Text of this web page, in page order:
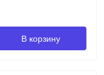
В корзину